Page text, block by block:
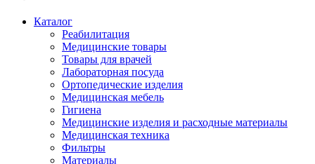
Каталог
Реабилитация
Медицинские товары
Товары для врачей
Лабораторная посуда
Ортопедические изделия
Медицинская мебель
Гигиена
Медицинские изделия и расходные материалы
Медицинская техника
Фильтры
Материалы